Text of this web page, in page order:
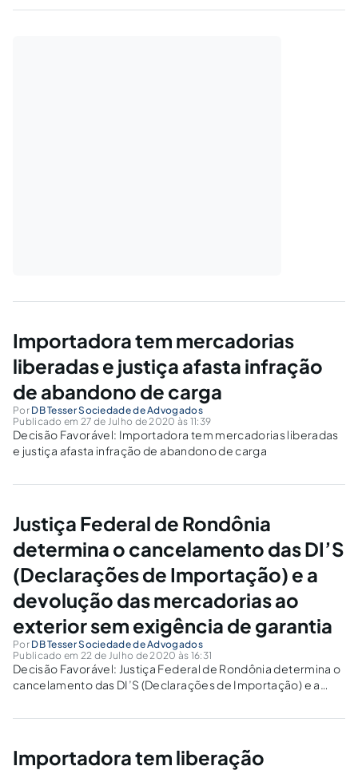
Importadora tem mercadorias
liberadas e justiça afasta infração
de abandono de carga
Por DB Tesser Sociedade de Advogados
Publicado em 27 de Julho de 2020 às 11:39
Decisão Favorável: Importadora tem mercadorias liberadas
e justiça afasta infração de abandono de carga
Justiça Federal de Rondônia
determina o cancelamento das DI’S
(Declarações de Importação) e a
devolução das mercadorias ao
exterior sem exigência de garantia
Por DB Tesser Sociedade de Advogados
Publicado em 22 de Julho de 2020 às 16:31
Decisão Favorável: Justiça Federal de Rondônia determina o
cancelamento das DI’S (Declarações de Importação) e a
garantia
Importadora tem liberação